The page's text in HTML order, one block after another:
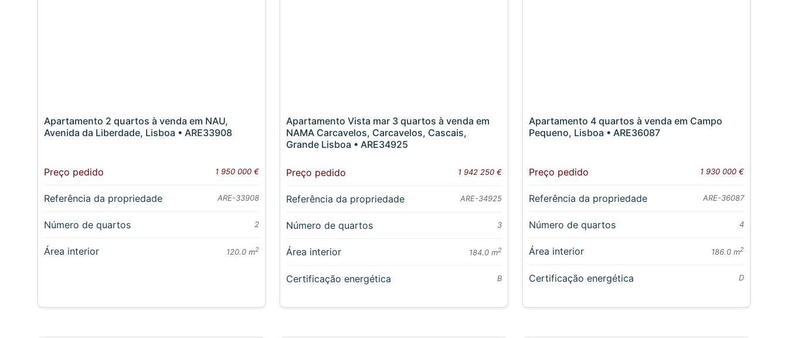
Apartamento 2 quartos à venda em NAU,
Avenida da Liberdade, Lisboa • ARE33908
Preço pedido 1 950 000 €
Referência da propriedade ARE-33908
Número de quartos 2
Área interior 120.0 m2
Apartamento Vista mar 3 quartos à venda em
NAMA Carcavelos, Carcavelos, Cascais,
Grande Lisboa • ARE34925
Preço pedido 1 942 250 €
Referência da propriedade ARE-34925
Número de quartos 3
Área interior 184.0 m2
Certificação energética B
Apartamento 4 quartos à venda em Campo
Pequeno, Lisboa • ARE36087
Preço pedido 1 930 000 €
Referência da propriedade ARE-36087
Número de quartos 4
Área interior 186.0 m2
Certificação energética D